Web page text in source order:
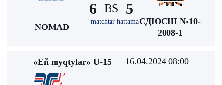
NOMAD
6 BS
matchtar hattama
5
СДЮСШ №10-
2008-1
«Eñ myqtylar» U-15 16.04.2024 08:00